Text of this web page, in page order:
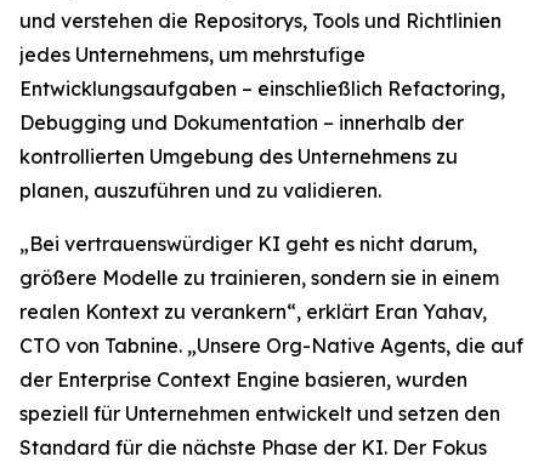
und verstehen die Repositorys, Tools und Richtlinien
jedes Unternehmens, um mehrstufige
Entwicklungsaufgaben – einschließlich Refactoring,
Debugging und Dokumentation – innerhalb der
kontrollierten Umgebung des Unternehmens zu
planen, auszuführen und zu validieren.
„Bei vertrauenswürdiger KI geht es nicht darum,
größere Modelle zu trainieren, sondern sie in einem
realen Kontext zu verankern“, erklärt Eran Yahav,
CTO von Tabnine. „Unsere Org-Native Agents, die auf
der Enterprise Context Engine basieren, wurden
speziell für Unternehmen entwickelt und setzen den
Standard für die nächste Phase der KI. Der Fokus